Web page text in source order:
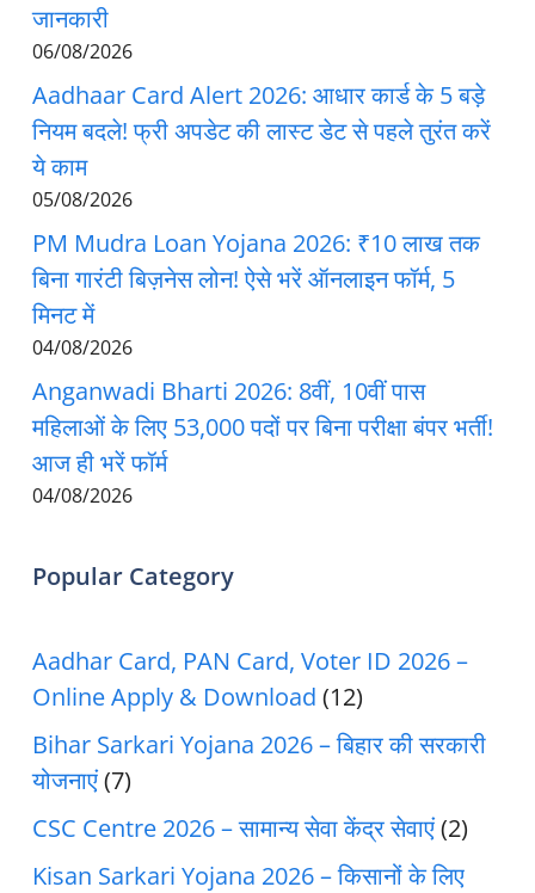
जानकारी
06/08/2026
Aadhaar Card Alert 2026: आधार कार्ड के 5 बड़े
नियम बदले! फ्री अपडेट की लास्ट डेट से पहले तुरंत करें
ये काम
05/08/2026
PM Mudra Loan Yojana 2026: ₹10 लाख तक
बिना गारंटी बिज़नेस लोन! ऐसे भरें ऑनलाइन फॉर्म, 5
मिनट में
04/08/2026
Anganwadi Bharti 2026: 8वीं, 10वीं पास
महिलाओं के लिए 53,000 पदों पर बिना परीक्षा बंपर भर्ती!
आज ही भरें फॉर्म
04/08/2026
Popular Category
Aadhar Card, PAN Card, Voter ID 2026 –
Online Apply & Download (12)
Bihar Sarkari Yojana 2026 – बिहार की सरकारी
योजनाएं(7)
CSC Centre 2026 – सामान्य सेवा केंद्र सेवाएं(2)
Kisan Sarkari Yojana 2026 – किसानों के लिए